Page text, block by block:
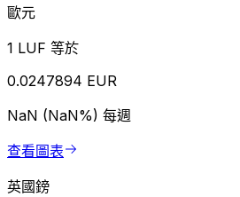
歐元
1 LUF 等於
0.0247894 EUR
NaN (NaN%) 每週
查看圖表
英國鎊